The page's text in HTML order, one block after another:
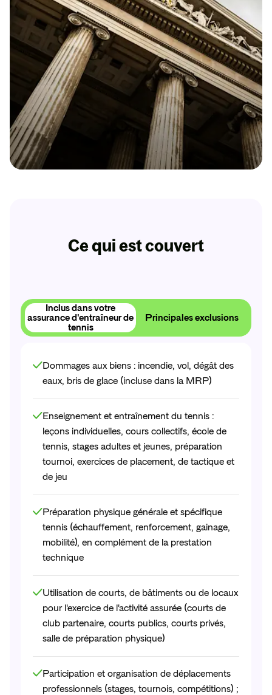
Obtenir mon devis
ne couvre pas !
Obtenir mon devis
Ce qui est couvert
Inclus dans votre
assurance d'entraîneur de
tennis
Principales exclusions
Dommages aux biens : incendie, vol, dégât des
eaux, bris de glace (incluse dans la MRP)
Enseignement et entraînement du tennis :
leçons individuelles, cours collectifs, école de
tennis, stages adultes et jeunes, préparation
tournoi, exercices de placement, de tactique et
de jeu
Préparation physique générale et spécifique
tennis (échauffement, renforcement, gainage,
mobilité), en complément de la prestation
technique
Utilisation de courts, de bâtiments ou de locaux
pour l'exercice de l'activité assurée (courts de
club partenaire, courts publics, courts privés,
salle de préparation physique)
Participation et organisation de déplacements
professionnels (stages, tournois, compétitions) ;